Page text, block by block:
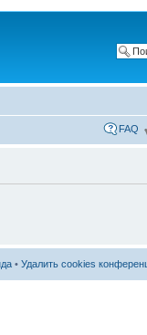
FAQ
• Удалить cookies